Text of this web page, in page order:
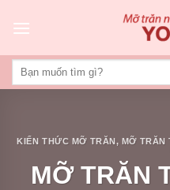
KIẾN THỨC MỠ TRĂN , MỠ TRĂN
MỠ TRĂN